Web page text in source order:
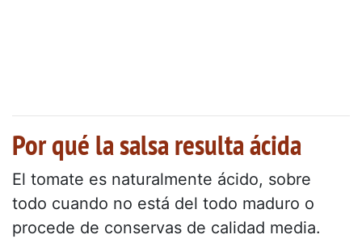
Por qué la salsa resulta ácida
El tomate es naturalmente ácido, sobre
todo cuando no está del todo maduro o
procede de conservas de calidad media.